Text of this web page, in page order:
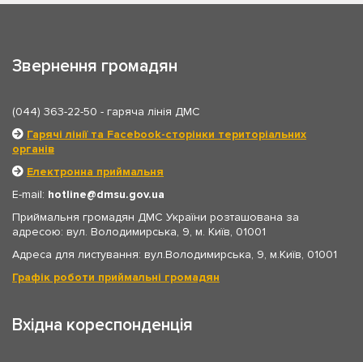
Звернення громадян
(044) 363-22-50 - гаряча лінія ДМС
Гарячі лінії та Facebook-сторінки територіальних
органів
Електронна приймальня
E-mail: hotline
dmsu.gov.ua
Приймальня громадян ДМС України розташована за
адресою: вул. Володимирська, 9, м. Київ, 01001
Адреса для листування: вул.Володимирська, 9, м.Київ, 01001
Графік роботи приймальні громадян
Вхідна кореспонденція